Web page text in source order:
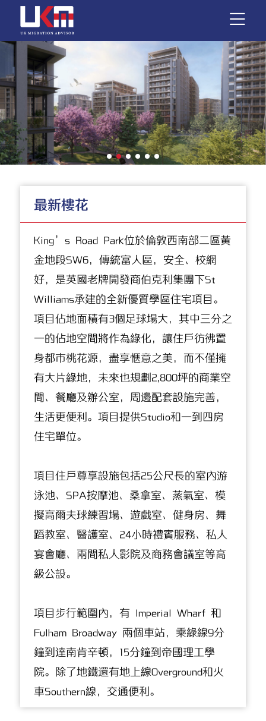
最新樓花
King’s Road Park位於倫敦西南部二區黃
金地段SW6，傳統富人區，安全、校網
好，是英國老牌開發商伯克利集團下St
Williams承建的全新優質學區住宅項目。
項目佔地面積有3個足球場大，其中三分之
一的佔地空間將作為綠化，讓住戶彷彿置
身都市桃花源，盡享愜意之美，而不僅擁
有大片綠地，未來也規劃2,800坪的商業空
間、餐廳及辦公室，周邊配套設施完善，
生活更便利。項目提供Studio和一到四房
住宅單位。
項目住戶尊享設施包括25公尺長的室內游
泳池、SPA按摩池、桑拿室、蒸氣室、模
擬高爾夫球練習場、遊戲室、健身房、舞
蹈教室、醫護室、24小時禮賓服務、私人
宴會廳、兩間私人影院及商務會議室等高
級公設。
項目步行範圍內，有 Imperial Wharf 和
Fulham Broadway 兩個車站，乘綠線9分
鐘到達南肯辛頓，15分鐘到帝國理工學
院。除了地鐵還有地上線Overground和火
車Southern線，交通便利。